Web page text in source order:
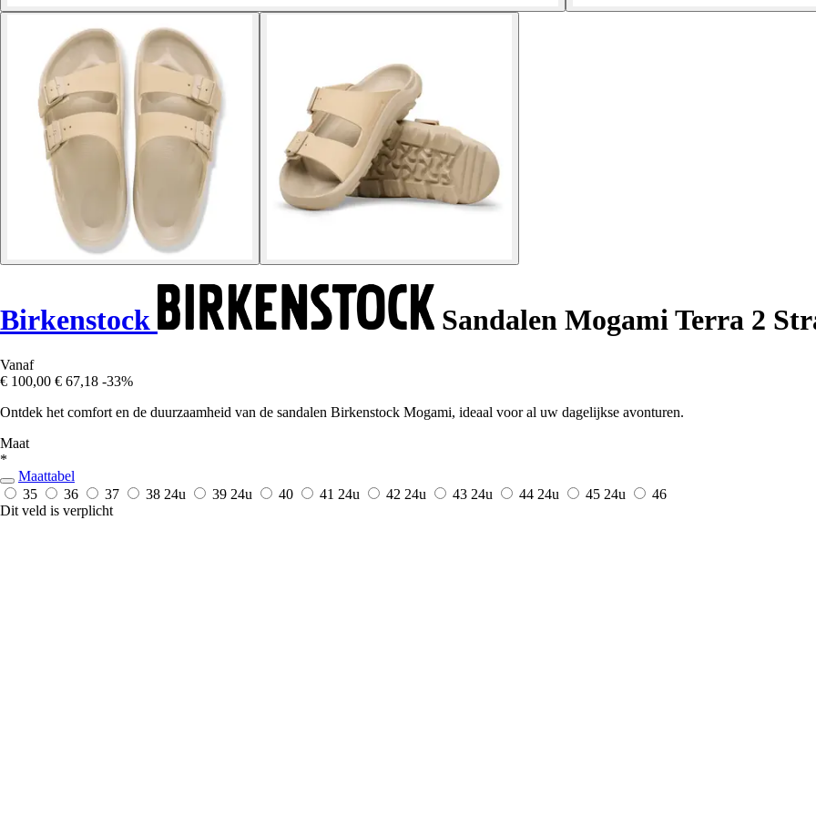
Birkenstock Sandalen Mogami Terra 2
Vanaf
€ 100,00 € 67,18 -33%
Ontdek het comfort en de duurzaamheid van de sandalen Birkenstock Mogami, ideaal voor al uw dagelijkse avonturen.
Maat
*
Maattabel
35
36 37 38 24u 39 24u 40 41 24u 42 24u 43 24u 44 24u 45 24u
46
Dit veld is verplicht